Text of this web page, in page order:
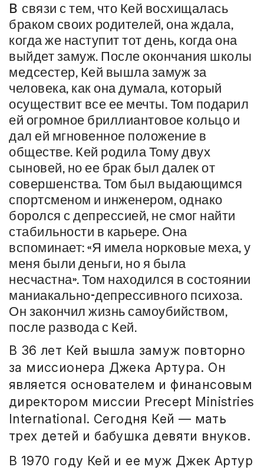
В связи с тем, что Кей восхищалась
браком своих родителей, она ждала,
когда же наступит тот день, когда она
выйдет замуж. После окончания школы
медсестер, Кей вышла замуж за
человека, как она думала, который
осуществит все ее мечты. Том подарил
ей огромное бриллиантовое кольцо и
дал ей мгновенное положение в
обществе. Кей родила Тому двух
сыновей, но ее брак был далек от
совершенства. Том был выдающимся
спортсменом и инженером, однако
боролся с депрессией, не смог найти
стабильности в карьере. Она
вспоминает: «Я имела норковые меха, у
меня были деньги, но я была
несчастна». Том находился в состоянии
маниакально-депрессивного психоза.
Он закончил жизнь самоубийством,
после развода с Кей.
В 36 лет Кей вышла замуж повторно
за миссионера Джека Артура. Он
является основателем и финансовым
директором миссии Precept Ministries
International. Сегодня Кей — мать
трех детей и бабушка девяти внуков.
В 1970 году Кей и ее муж Джек Артур